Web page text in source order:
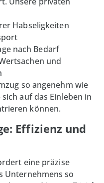
Habseligkeiten
nach Bedarf
und
so angenehm wie
auf das Einleben in
können.
Effizienz und
eine präzise
Unternehmens so